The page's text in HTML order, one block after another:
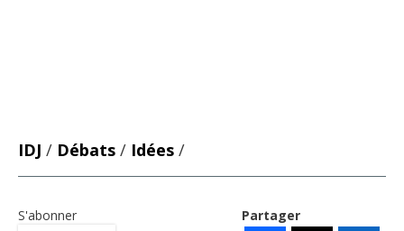
IDJ / Débats / Idées /
Partager
S'abonner